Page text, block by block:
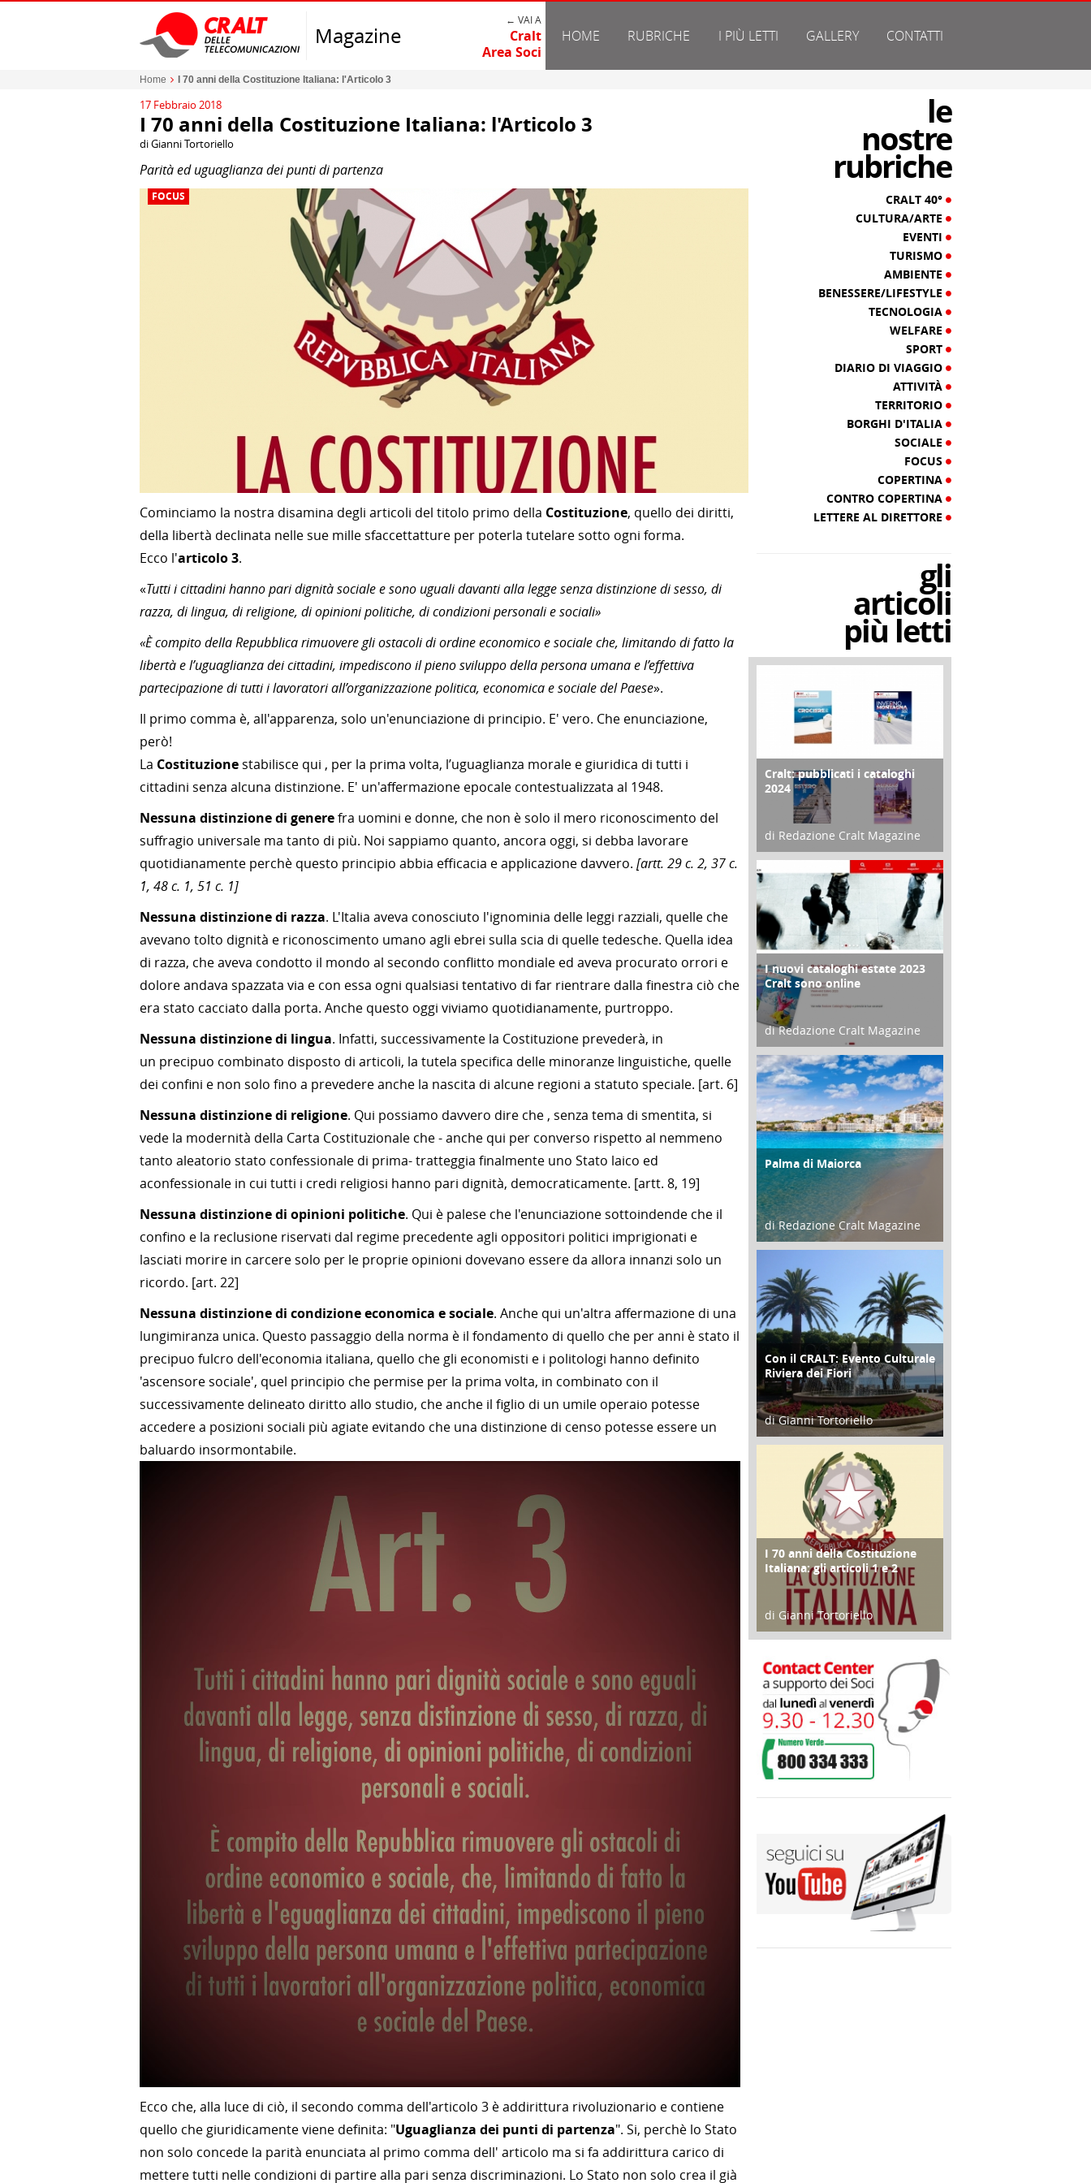
Magazine
← VAI A
Cralt
Area Soci
HOME RUBRICHE I PIÙ LETTI GALLERY CONTATTI
Home I 70 anni della Costituzione Italiana: l'Articolo 3
17 Febbraio 2018
I 70 anni della Costituzione Italiana: l'Articolo 3
di Gianni Tortoriello
Parità ed uguaglianza dei punti di partenza
FOCUS
Cominciamo la nostra disamina degli articoli del titolo primo della Costituzione, quello dei diritti,
della libertà declinata nelle sue mille sfaccettatture per poterla tutelare sotto ogni forma.
Ecco l'articolo 3.
«Tutti i cittadini hanno pari dignità sociale e sono uguali davanti alla legge senza distinzione di sesso, di
razza, di lingua, di religione, di opinioni politiche, di condizioni personali e sociali»
«È compito della Repubblica rimuovere gli ostacoli di ordine economico e sociale che, limitando di fatto la
libertà e l’uguaglianza dei cittadini, impediscono il pieno sviluppo della persona umana e l’effettiva
partecipazione di tutti i lavoratori all’organizzazione politica, economica e sociale del Paese».
Il primo comma è, all'apparenza, solo un'enunciazione di principio. E' vero. Che enunciazione,
però!
La Costituzionestabilisce qui , per la prima volta, l’uguaglianza morale e giuridica di tutti i
cittadini senza alcuna distinzione. E' un'affermazione epocale contestualizzata al 1948.
Nessuna distinzione di generefra uomini e donne, che non è solo il mero riconoscimento del
suffragio universale ma tanto di più. Noi sappiamo quanto, ancora oggi, si debba lavorare
quotidianamente perchè questo principio abbia efficacia e applicazione davvero. [artt. 29 c. 2, 37 c.
1, 48 c. 1, 51 c. 1]
Nessuna distinzione di razza. L'Italia aveva conosciuto l'ignominia delle leggi razziali, quelle che
avevano tolto dignità e riconoscimento umano agli ebrei sulla scia di quelle tedesche. Quella idea
di razza, che aveva condotto il mondo al secondo conflitto mondiale ed aveva procurato orrori e
dolore andava spazzata via e con essa ogni qualsiasi tentativo di far rientrare dalla finestra ciò che
era stato cacciato dalla porta. Anche questo oggi viviamo quotidianamente, purtroppo.
Nessuna distinzione di lingua. Infatti, successivamente la Costituzione prevederà, in
un precipuo combinato disposto di articoli, la tutela specifica delle minoranze linguistiche, quelle
dei confini e non solo fino a prevedere anche la nascita di alcune regioni a statuto speciale. [art. 6]
Nessuna distinzione di religione. Qui possiamo davvero dire che , senza tema di smentita, si
vede la modernità della Carta Costituzionale che - anche qui per converso rispetto al nemmeno
tanto aleatorio stato confessionale di prima- tratteggia finalmente uno Stato laico ed
aconfessionale in cui tutti i credi religiosi hanno pari dignità, democraticamente. [artt. 8, 19]
Nessuna distinzione di opinioni politiche. Qui è palese che l'enunciazione sottoindende che il
confino e la reclusione riservati dal regime precedente agli oppositori politici imprigionati e
lasciati morire in carcere solo per le proprie opinioni dovevano essere da allora innanzi solo un
ricordo. [art. 22]
Nessuna distinzione di condizione economica e sociale. Anche qui un'altra affermazione di una
lungimiranza unica. Questo passaggio della norma è il fondamento di quello che per anni è stato il
precipuo fulcro dell'economia italiana, quello che gli economisti e i politologi hanno definito
'ascensore sociale', quel principio che permise per la prima volta, in combinato con il
successivamente delineato diritto allo studio, che anche il figlio di un umile operaio potesse
accedere a posizioni sociali più agiate evitando che una distinzione di censo potesse essere un
baluardo insormontabile.
Ecco che, alla luce di ciò, il secondo comma dell'articolo 3 è addirittura rivoluzionario e contiene
quello che giuridicamente viene definita: "Uguaglianza dei punti di partenza". Si, perchè lo Stato
non solo concede la parità enunciata al primo comma dell' articolo ma si fa addirittura carico di
mettere tutti nelle condizioni di partire alla pari senza discriminazioni. Lo Stato non solo crea il già
le
nostre
rubriche
CRALT 40°
CULTURA/ARTE
EVENTI
TURISMO
AMBIENTE
BENESSERE/LIFESTYLE
TECNOLOGIA
WELFARE
SPORT
DIARIO DI VIAGGIO
ATTIVITÀ
TERRITORIO
BORGHI D'ITALIA
SOCIALE
FOCUS
COPERTINA
CONTRO COPERTINA
LETTERE AL DIRETTORE
gli
articoli
più letti
COPERTINA
Cralt: pubblicati i cataloghi
2024
di Redazione Cralt Magazine
21 Novembre 2023
CONTRO COPERTINA
I nuovi cataloghi estate 2023
Cralt sono online
di Redazione Cralt Magazine
07 Marzo 2023
ATTIVITÀ
Palma di Maiorca
di Redazione Cralt Magazine
25 Giugno 2016
ATTIVITÀ
Con il CRALT: Evento Culturale
Riviera dei Fiori
di Gianni Tortoriello
16 Febbraio 2018
FOCUS
I 70 anni della Costituzione
Italiana: gli articoli 1 e 2
di Gianni Tortoriello
17 Marzo 2018